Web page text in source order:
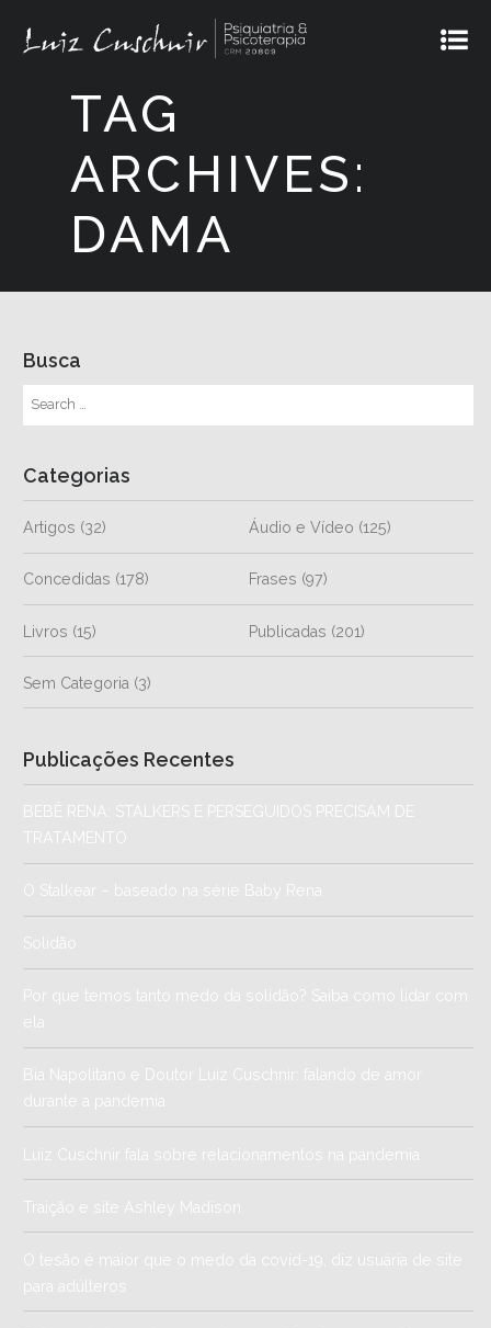
TAG
ARCHIVES:
DAMA
Busca
Categorias
Artigos (32) Áudio e Vídeo (125)
Concedidas (178) Frases (97)
Livros (15) Publicadas (201)
Sem Categoria (3)
Publicações Recentes
BEBÊ RENA: STALKERS E PERSEGUIDOS PRECISAM DE
TRATAMENTO
O Stalkear – baseado na série Baby Rena
Solidão
Por que temos tanto medo da solidão? Saiba como lidar com
ela
Bia Napolitano e Doutor Luiz Cuschnir: falando de amor
durante a pandemia
Luiz Cuschnir fala sobre relacionamentos na pandemia
Traição e site Ashley Madison
O tesão é maior que o medo da covid-19, diz usuária de site
para adúlteros